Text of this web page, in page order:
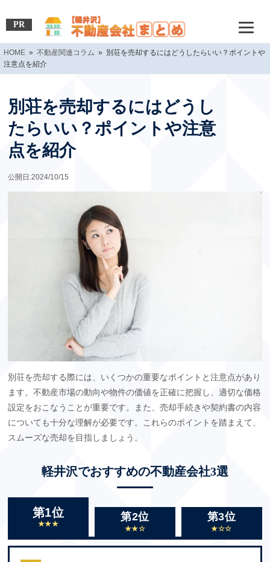
PR
HOME » 不動産関連コラム » 別荘を売却するにはどうしたらいい？ポイントや
注意点を紹介
別荘を売却するにはどうし
たらいい？ポイントや注意
点を紹介
公開日:2024/10/15
別荘を売却する際には、いくつかの重要なポイントと注意点があり
ます。不動産市場の動向や物件の価値を正確に把握し、適切な価格
設定をおこなうことが重要です。また、売却手続きや契約書の内容
についても十分な理解が必要です。これらのポイントを踏まえて、
スムーズな売却を目指しましょう。
軽井沢でおすすめの不動産会社3選
第1位
★★★
第2位
★★☆
第3位
★☆☆